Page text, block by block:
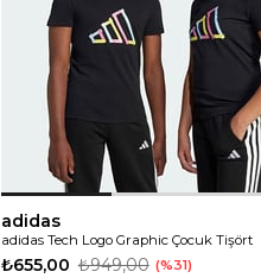
adidas
adidas Tech Logo Graphic Çocuk Tişört
₺655,00 ₺949,00 %31